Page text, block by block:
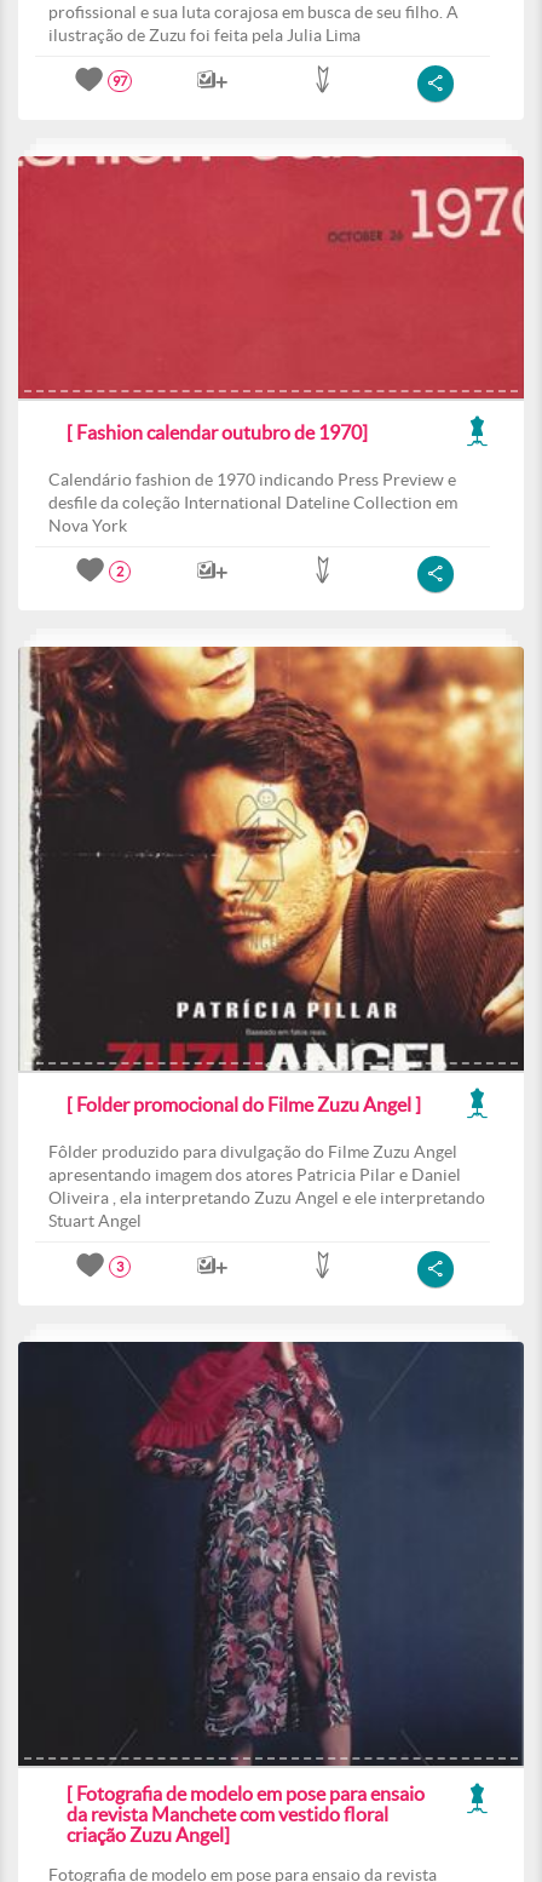
profissional e sua luta corajosa em busca de seu filho. A
ilustração de Zuzu foi feita pela Julia Lima
97
[ Fashion calendar outubro de 1970]
Calendário fashion de 1970 indicando Press Preview e
desfile da coleção International Dateline Collection em
Nova York
2
[ Folder promocional do Filme Zuzu Angel ]
Fôlder produzido para divulgação do Filme Zuzu Angel
apresentando imagem dos atores Patricia Pilar e Daniel
Oliveira , ela interpretando Zuzu Angel e ele interpretando
Stuart Angel
3
[ Fotografia de modelo em pose para ensaio
da revista Manchete com vestido floral
criação Zuzu Angel]
Fotografia de modelo em pose para ensaio da revista